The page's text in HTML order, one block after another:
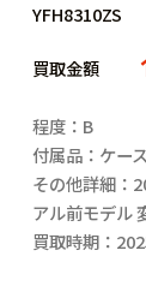
YFH8310ZS
買取金額
程度：B
付属品：ケー
その他詳細：
アル前モデル
買取時期：